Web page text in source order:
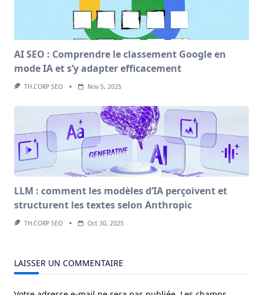
AI SEO : Comprendre le classement Google en
mode IA et s’y adapter efficacement
TH.CORP SEO Nov 5, 2025
LLM : comment les modèles d’IA perçoivent et
structurent les textes selon Anthropic
TH.CORP SEO Oct 30, 2025
LAISSER UN COMMENTAIRE